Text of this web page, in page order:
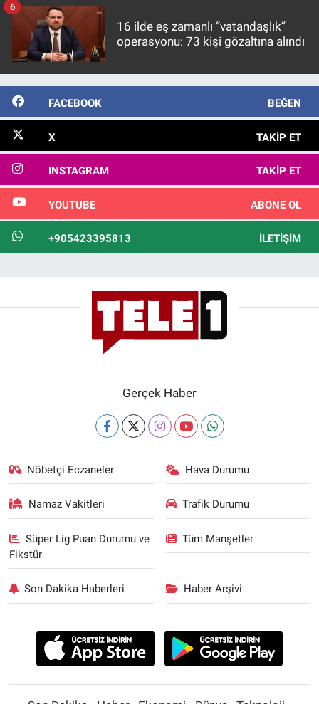
16 ilde eş zamanlı “vatandaşlık”
operasyonu: 73 kişi gözaltına alındı
6
FACEBOOK BEĞEN
X TAKIP ET
INSTAGRAM TAKIP ET
YOUTUBE ABONE OL
+905423395813 İLETIŞIM
Gerçek Haber
Nöbetçi Eczaneler Hava Durumu
Namaz Vakitleri Trafik Durumu
Süper Lig Puan Durumu ve
Fikstür
Tüm Manşetler
Son Dakika Haberleri Haber Arşivi